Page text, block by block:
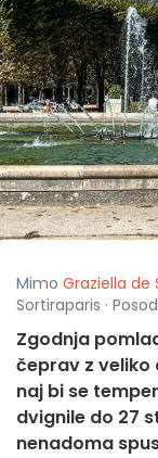
Mimo Graziella de
Sortiraparis ·
Zgodnja
čeprav z veliko
naj bi se
dvignile do 27
nenadoma